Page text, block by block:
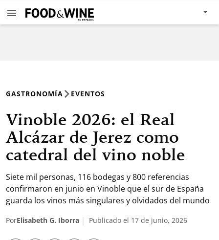
GASTRONOMÍA EVENTOS
Vinoble 2026: el Real
Alcázar de Jerez como
catedral del vino noble
Siete mil personas, 116 bodegas y 800 referencias
confirmaron en junio en Vinoble que el sur de España
guarda los vinos más singulares y olvidados del mundo
PorElisabeth G. Iborra Publicado el 17 de junio, 2026